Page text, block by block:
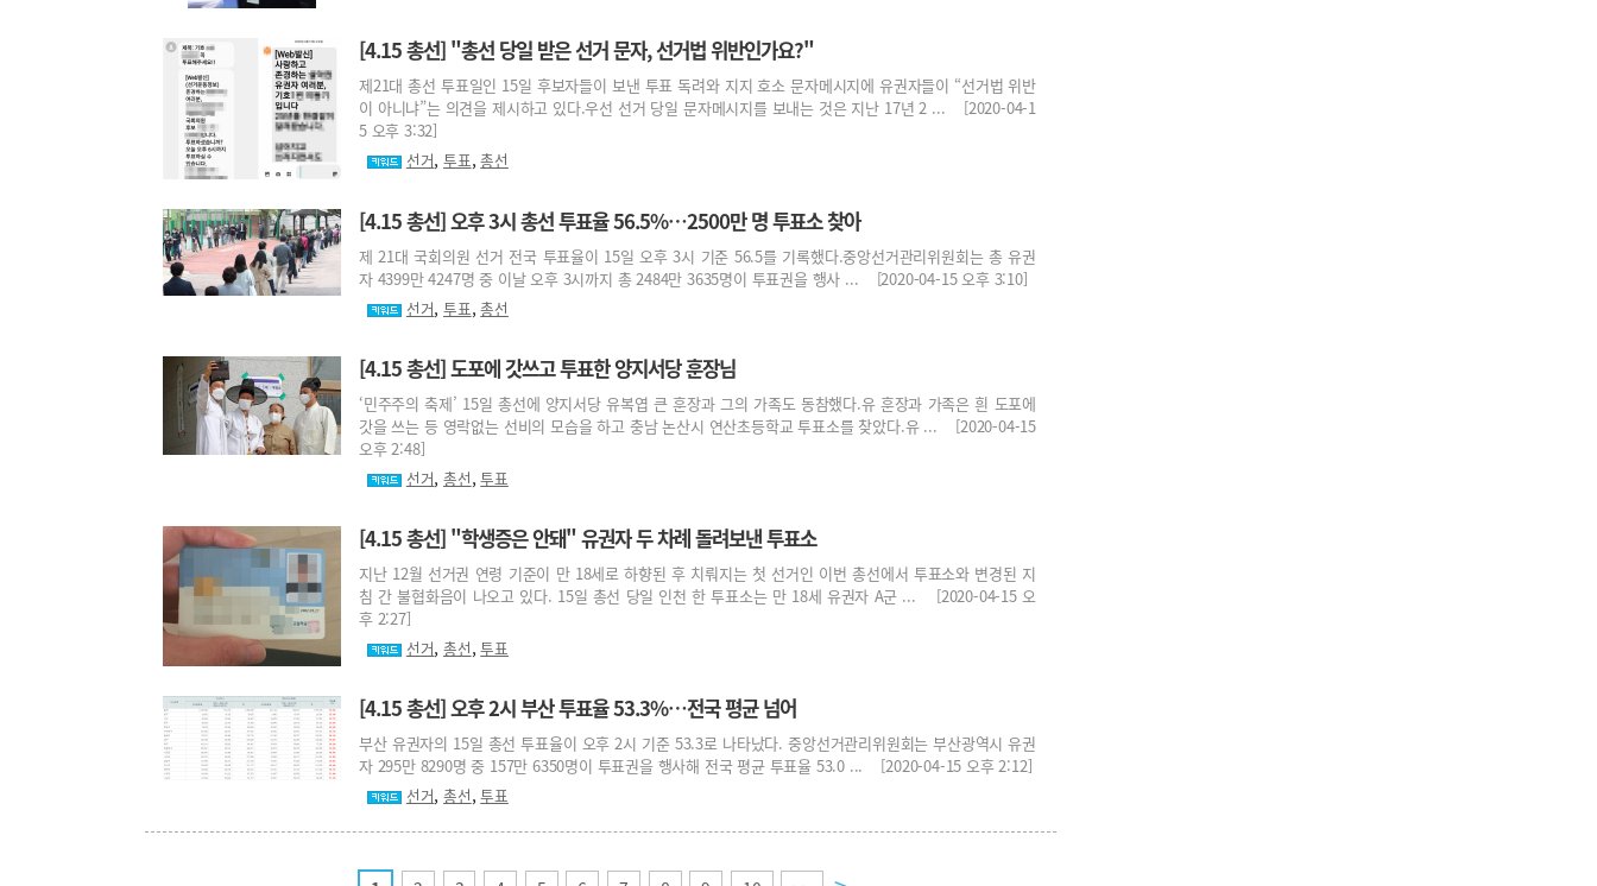
[4.15 총선] "총선 당일 받은 선거 문자, 선거법 위반인가요?"
제21대 총선 투표일인 15일 후보자들이 보낸 투표 독려와 지지 호소 문자메시지에 유권자들이 “선거법 위반
이 아니냐”는 의견을 제시하고 있다.우선 선거 당일 문자메시지를 보내는 것은 지난 17년 2 ... [2020-04-1
5 오후 3:32]
선거,투표,총선
[4.15 총선] 오후 3시 총선 투표율 56.5%…2500만 명 투표소 찾아
제 21대 국회의원 선거 전국 투표율이 15일 오후 3시 기준 56.5를 기록했다.중앙선거관리위원회는 총 유권
자 4399만 4247명 중 이날 오후 3시까지 총 2484만 3635명이 투표권을 행사 ... [2020-04-15 오후 3:10]
선거,투표,총선
[4.15 총선] 도포에 갓쓰고 투표한 양지서당 훈장님
‘민주주의 축제’ 15일 총선에 양지서당 유복엽 큰 훈장과 그의 가족도 동참했다.유 훈장과 가족은 흰 도포에
갓을 쓰는 등 영락없는 선비의 모습을 하고 충남 논산시 연산초등학교 투표소를 찾았다.유 ... [2020-04-15
오후 2:48]
선거,총선,투표
[4.15 총선] "학생증은 안돼" 유권자 두 차례 돌려보낸 투표소
지난 12월 선거권 연령 기준이 만 18세로 하향된 후 치뤄지는 첫 선거인 이번 총선에서 투표소와 변경된 지
침 간 불협화음이 나오고 있다. 15일 총선 당일 인천 한 투표소는 만 18세 유권자 A군 ... [2020-04-15 오
후 2:27]
선거,총선,투표
[4.15 총선] 오후 2시 부산 투표율 53.3%…전국 평균 넘어
부산 유권자의 15일 총선 투표율이 오후 2시 기준 53.3로 나타났다. 중앙선거관리위원회는 부산광역시 유권
자 295만 8290명 중 157만 6350명이 투표권을 행사해 전국 평균 투표율 53.0 ... [2020-04-15 오후 2:12]
선거,총선,투표